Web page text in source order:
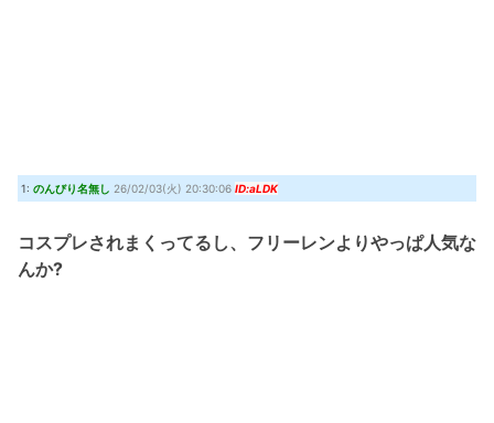
ONE PIECE実写化キャスト予想！平野紫耀×今田美桜が話題
【艦これ】時津風ちゃんの誘い方 他 (7/30 22:01)
Powered by livedoor 相互RSS
1: のんびり名無し 26/02/03(火) 20:30:06 ID:aLDK
コスプレされまくってるし、フリーレンよりやっぱ人気な
んか?